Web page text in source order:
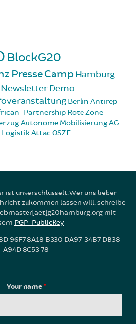
BlockG20
PresseCampHamburg
NewsletterDemo
Berlin Antirep
Partnership Rote Zone
Autonome MobilisierungAG
Logistik Attac OSZE
ist unverschlüsselt. Wer uns lieber
zukommen lassen will, schreibe
mit
PGP-PublicKey
96F7 8A18 B330 DA97 34B7 DB38
A94D 8C53 78
Your name*